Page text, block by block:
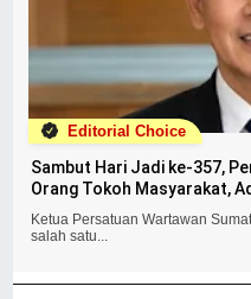
Editorial Choice
Sambut Hari Jadi ke-357,
Orang Tokoh Masyarakat,
Ketua Persatuan Wartawan
salah satu...